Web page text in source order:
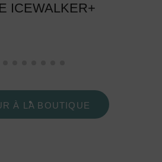
ICEWALKER+
À LA BOUTIQUE